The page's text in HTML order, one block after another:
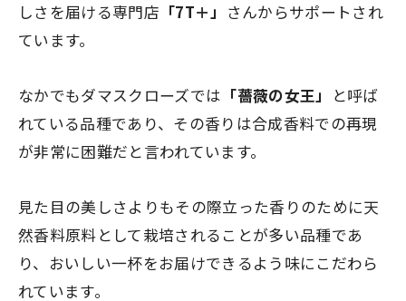
しさを届ける専門店 「7T＋」 さんからサポートされ
ています。
なかでもダマスクローズでは 「薔薇の女王」
と呼ば
れている品種であり、その香りは合成香料での再現
が非常に困難だと言われています。
見た目の美しさよりもその際立った香りのために天
然香料原料として栽培されることが多い品種であ
り、おいしい一杯をお届けできるよう味にこだわら
れています。